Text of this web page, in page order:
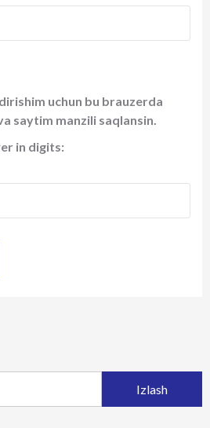
uchun bu brauzerda
saytim manzili saqlansin.
in digits: